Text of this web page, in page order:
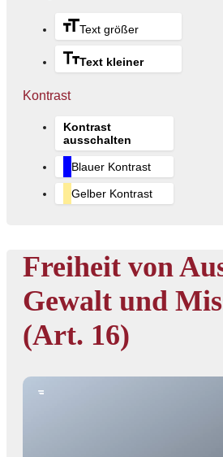
Text größer
Text kleiner
Kontrast
Kontrast
ausschalten
Blauer Kontrast
Gelber Kontrast
Freiheit von
Gewalt und
(Art. 16)